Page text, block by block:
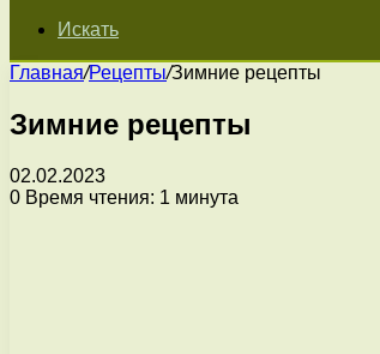
Искать
Главная/Рецепты/Зимние рецепты
Зимние рецепты
02.02.2023
0 Время чтения: 1 минута